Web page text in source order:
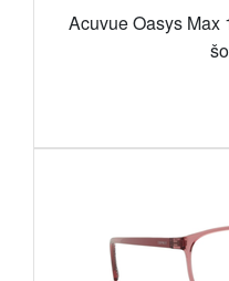
Acuvue Oasys Max